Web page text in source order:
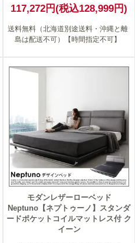
117,272円(税込128,999円)
送料無料（北海道別途送料・沖縄と離
島は配送不可）【時間指定不可】
モダンレザーローベッド
Neptuno【ネプトゥーノ】スタンダ
ードポケットコイルマットレス付 ク
イーン